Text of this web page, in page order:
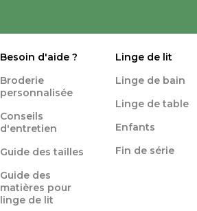
Besoin d'aide ?
Broderie
personnalisée
Conseils
d'entretien
Guide des tailles
Guide des
matières pour
linge de lit
Linge de lit
Linge de bain
Linge de table
Enfants
Fin de série